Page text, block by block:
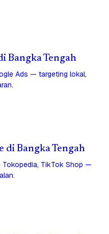
Bangka Tengah
Ads — targeting lokal,
di Bangka Tengah
Tokopedia, TikTok Shop —